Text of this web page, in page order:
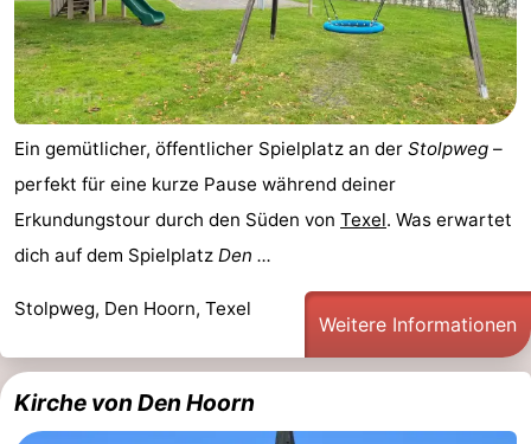
tun
Museen
-
Denkmäler
-
Kirchen
-
Mühlen
Aussichtspunkte
Attraktionen
Rundfahrten
Bauernhöfe
-
Spielplätze
Ein gemütlicher, öffentlicher Spielplatz an der Stolpweg –
perfekt für eine kurze Pause während deiner
Erkundungstour durch den Süden von Texel. Was erwartet
dich auf dem Spielplatz Den ...
Stolpweg, Den Hoorn, Texel
Weitere Informationen
Kirche von Den Hoorn